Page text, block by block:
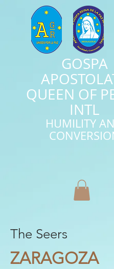
GOSPA
QUEEN OF
INTL
HUMILITY
The Seers
ZARAGOZA